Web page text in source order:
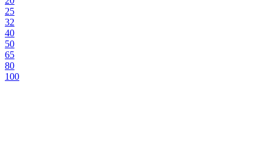
25
32
40
50
65
80
100